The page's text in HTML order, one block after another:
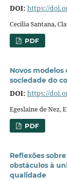
DOI: https://
Cecilia Santana,
PDF
Novos
sociedade do
DOI: https://
Egeslaine de Nez,
PDF
Reflexões
obstáculos à
qualidade